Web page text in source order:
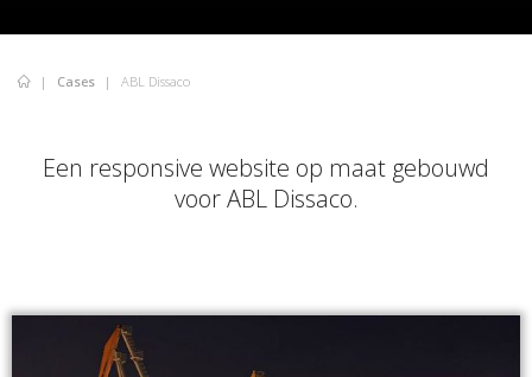
Cases ABL Dissaco
Een responsive website op maat gebouwd
voor ABL Dissaco.